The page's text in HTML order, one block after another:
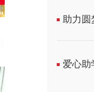
助力圆梦，
爱心助学，